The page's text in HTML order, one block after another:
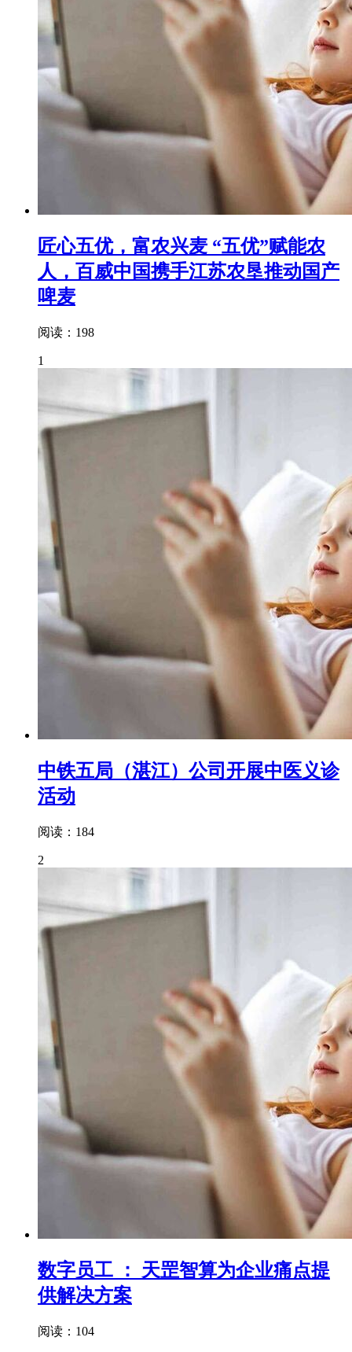
匠心五优，富农兴麦 “五优”赋能农
人，百威中国携手江苏农垦推动国产
啤麦
阅读：198
1
中铁五局（湛江）公司开展中医义诊
活动
阅读：184
2
数字员工 ： 天罡智算为企业痛点提
供解决方案
阅读：104